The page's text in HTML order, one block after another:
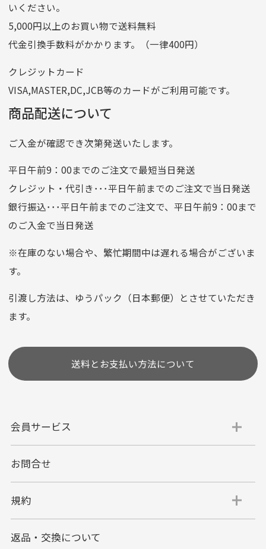
ゆうちょ間
記号
14710
他銀行から
店名
四七八（読みヨンナナハチ）
店番
478
預金種目
普通預金
口座番号
0776226
口座名義
株式会社一条
クレジットカード
選びいただけない場合がございます。
代金引換
代引手数料一律400円
す。
いください。
5,000円以上のお買い物で送料無料
代金引換手数料がかかります。（一律400円）
クレジットカード
VISA,MASTER,DC,JCB等のカードがご利用可能です。
商品配送について
ご入金が確認でき次第発送いたします。
平日午前9：00までのご注文で最短当日発送
クレジット・代引き･･･平日午前までのご注文で当日発送
銀行振込･･･平日午前までのご注文で、平日午前9：00まで
のご入金で当日発送
※在庫のない場合や、繁忙期間中は遅れる場合がございま
す。
引渡し方法は、ゆうパック（日本郵便）とさせていただき
ます。
送料とお支払い方法について
会員サービス
お問合せ
規約
返品・交換について